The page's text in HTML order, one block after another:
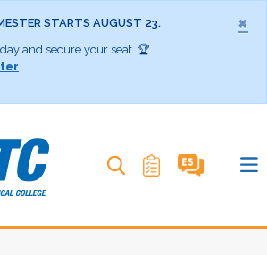
×
STARTS AUGUST 23.
and secure your seat. 🏆